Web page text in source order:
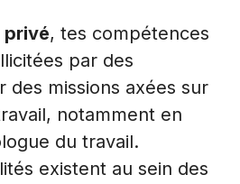
privé, tes compétences
par des
des missions axées sur
notamment en
du travail.
existent au sein des